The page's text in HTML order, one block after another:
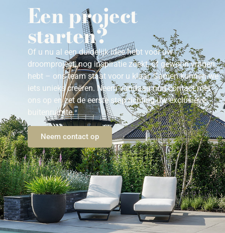
Een project
starten?
Of u nu al een duidelijk idee hebt voor uw
droomproject, nog inspiratie zoekt, of gewoon vragen
hebt – ons team staat voor u klaar. Samen kunnen we
iets unieks creëren. Neem vandaag nog contact met
ons op en zet de eerste stap richting uw exclusieve
buitenruimte.
Neem contact op